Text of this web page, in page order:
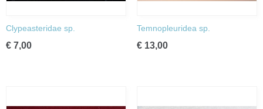
Clypeasteridae sp.
€ 7,00
Temnopleuridea sp.
€ 13,00